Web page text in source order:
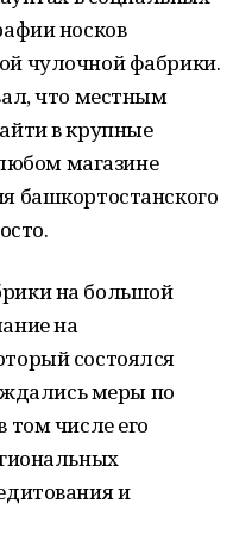
носков
чулочной фабрики.
что местным
в крупные
магазине
башкортостанского
на большой
на
состоялся
меры по
числе его
и